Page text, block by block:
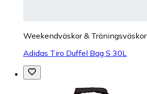
Weekendväskor & Träningsväskor
Adidas Tiro Duffel Bag S 30L